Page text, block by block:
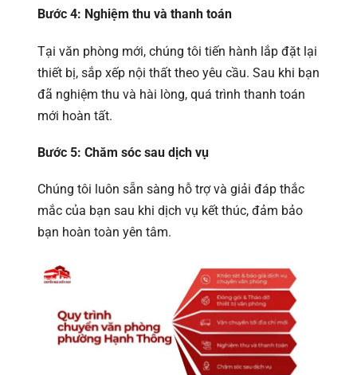
Bước 4: Nghiệm thu và thanh toán
Tại văn phòng mới, chúng tôi tiến hành lắp đặt lại
thiết bị, sắp xếp nội thất theo yêu cầu. Sau khi bạn
đã nghiệm thu và hài lòng, quá trình thanh toán
mới hoàn tất.
Bước 5: Chăm sóc sau dịch vụ
Chúng tôi luôn sẵn sàng hỗ trợ và giải đáp thắc
mắc của bạn sau khi dịch vụ kết thúc, đảm bảo
bạn hoàn toàn yên tâm.